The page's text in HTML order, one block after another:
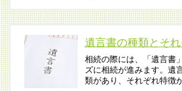
遺言書の種類とそ
相続の際には、「遺言書
ズに相続が進みます。遺
類があり、それぞれ特徴